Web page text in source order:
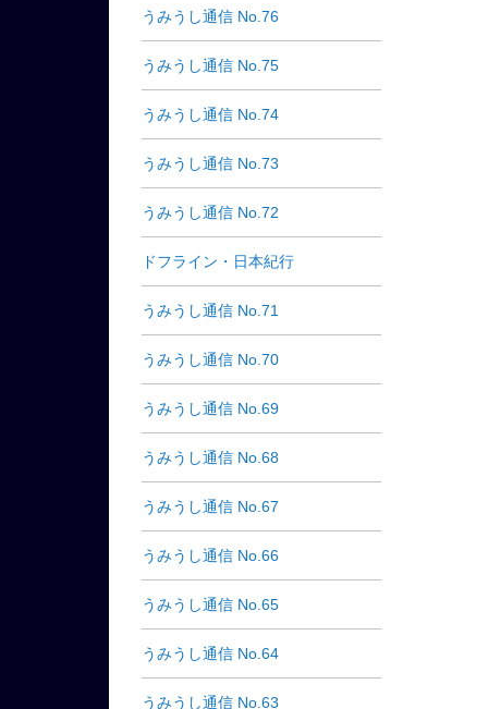
うみうし通信 No.76
うみうし通信 No.75
うみうし通信 No.74
うみうし通信 No.73
うみうし通信 No.72
ドフライン・日本紀行
うみうし通信 No.71
うみうし通信 No.70
うみうし通信 No.69
うみうし通信 No.68
うみうし通信 No.67
うみうし通信 No.66
うみうし通信 No.65
うみうし通信 No.64
うみうし通信 No.63